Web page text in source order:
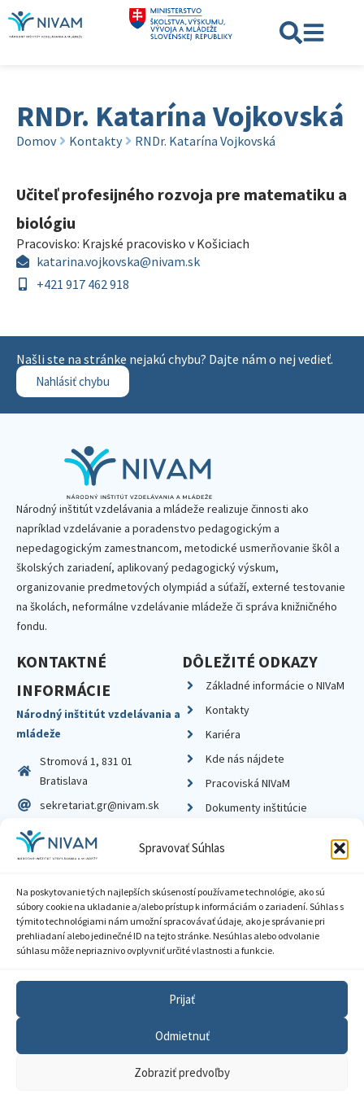
Spravovať Súhlas
Na poskytovanie tých najlepších skúseností používame technológie, ako sú
súbory cookie na ukladanie a/alebo prístup k informáciám o zariadení. Súhlas s
týmito technológiami nám umožní spracovávať údaje, ako je správanie pri
prehliadaní alebo jedinečné ID na tejto stránke. Nesúhlas alebo odvolanie
súhlasu môže nepriaznivo ovplyvniť určité vlastnosti a funkcie.
Prijať
Odmietnuť
Zobraziť predvoľby
RNDr. Katarína Vojkovská
Domov Kontakty RNDr. Katarína Vojkovská
Učiteľ profesijného rozvoja pre matematiku a
biológiu
Pracovisko: Krajské pracovisko v Košiciach
katarina.vojkovska@nivam.sk
+421 917 462 918
Našli ste na stránke nejakú chybu? Dajte nám o nej vedieť.
Nahlásiť chybu
Národný inštitút vzdelávania a mládeže realizuje činnosti ako
napríklad vzdelávanie a poradenstvo pedagogickým a
nepedagogickým zamestnancom, metodické usmerňovanie škôl a
školských zariadení, aplikovaný pedagogický výskum,
organizovanie predmetových olympiád a súťaží, externé testovanie
na školách, neformálne vzdelávanie mládeže či správa knižničného
fondu.
KONTAKTNÉ
INFORMÁCIE
Národný inštitút vzdelávania a
mládeže
Stromová 1, 831 01
Bratislava
sekretariat.gr@nivam.sk
IČO: 00164348
DIČ: 2020798714
DÔLEŽITÉ ODKAZY
Základné informácie o NIVaM
Kontakty
Kariéra
Kde nás nájdete
Pracoviská NIVaM
Dokumenty inštitúcie
Zásady ochrany súkromia
Sprístupnenie informácií
GDPR